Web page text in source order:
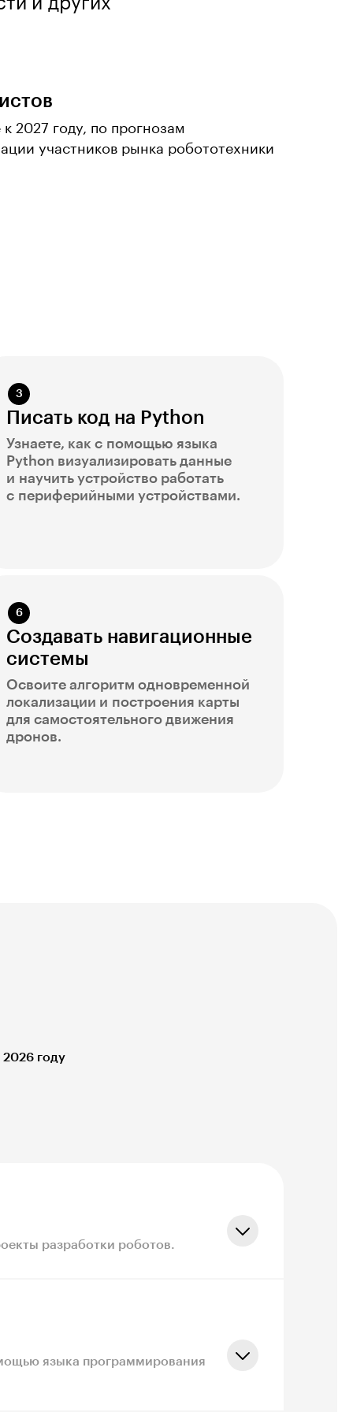
2027 году, по прогнозам
участников рынка робототехники
Писать код на Python
Узнаете, как с помощью языка
Python визуализировать данные
и научить устройство работать
с периферийными устройствами.
Создавать навигационные
системы
Освоите алгоритм одновременной
локализации и построения карты
для самостоятельного движения
дронов.
году
разработки роботов.
языка программирования